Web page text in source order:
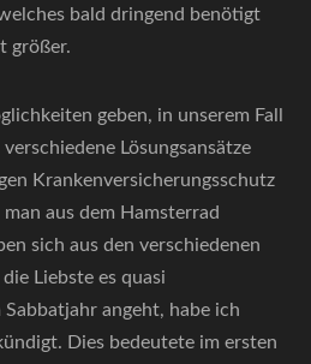
bald dringend benötigt
größer.
geben, in unserem Fall
Lösungsansätze
Krankenversicherungsschutz
aus dem Hamsterrad
sich aus den verschiedenen
Liebste es quasi
angeht, habe ich
Dies bedeutete im ersten